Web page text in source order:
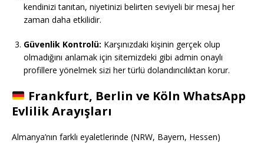
kendinizi tanıtan, niyetinizi belirten seviyeli bir mesaj her
zaman daha etkilidir.
Güvenlik Kontrolü: Karşınızdaki kişinin gerçek olup
olmadığını anlamak için sitemizdeki gibi admin onaylı
profillere yönelmek sizi her türlü dolandırıcılıktan korur.
Frankfurt, Berlin ve Köln WhatsApp
Evlilik Arayışları
Almanya’nın farklı eyaletlerinde (NRW, Bayern, Hessen)